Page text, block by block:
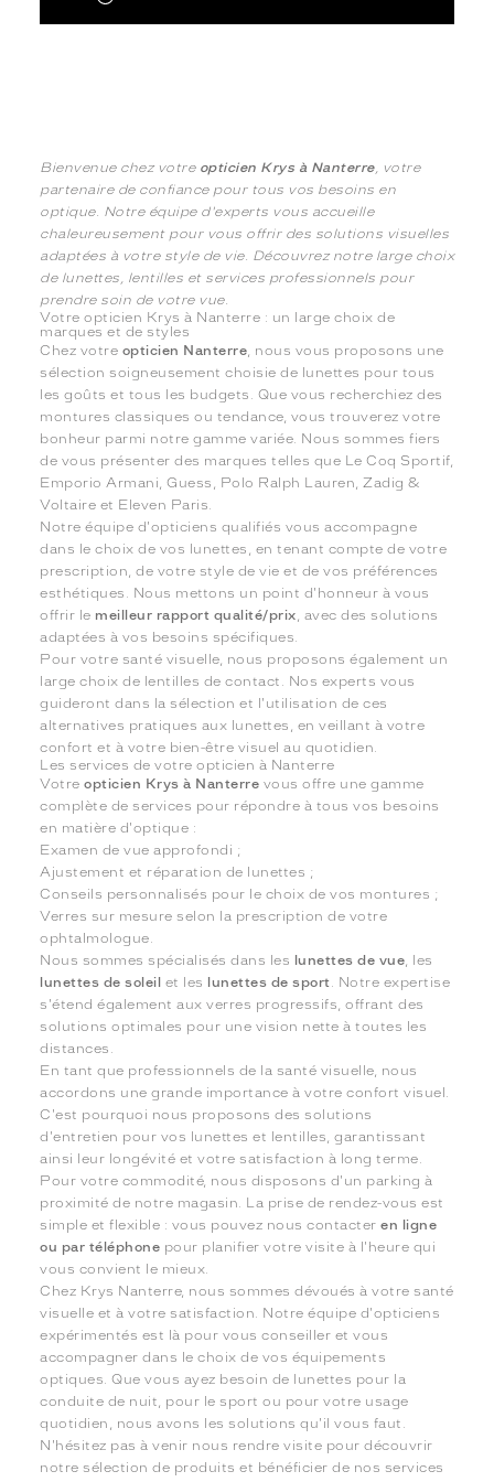
Bienvenue chez votre opticien Krys à Nanterre, votre
partenaire de confiance pour tous vos besoins en
optique. Notre équipe d'experts vous accueille
chaleureusement pour vous offrir des solutions visuelles
adaptées à votre style de vie. Découvrez notre large choix
de lunettes, lentilles et services professionnels pour
prendre soin de votre vue.
Votre opticien Krys à Nanterre : un large choix de
marques et de styles
Chez votre opticien Nanterre , nous vous proposons une
sélection soigneusement choisie de lunettes pour tous
les goûts et tous les budgets. Que vous recherchiez des
montures classiques ou tendance, vous trouverez votre
bonheur parmi notre gamme variée. Nous sommes fiers
de vous présenter des marques telles que Le Coq Sportif,
Emporio Armani, Guess, Polo Ralph Lauren, Zadig &
Voltaire et Eleven Paris.
Notre équipe d'opticiens qualifiés vous accompagne
dans le choix de vos lunettes, en tenant compte de votre
prescription, de votre style de vie et de vos préférences
esthétiques. Nous mettons un point d'honneur à vous
offrir le meilleur rapport qualité/prix , avec des solutions
adaptées à vos besoins spécifiques.
Pour votre santé visuelle, nous proposons également un
large choix de lentilles de contact. Nos experts vous
guideront dans la sélection et l'utilisation de ces
alternatives pratiques aux lunettes, en veillant à votre
confort et à votre bien-être visuel au quotidien.
Les services de votre opticien à Nanterre
Votreopticien Krys à Nanterre vous offre une gamme
complète de services pour répondre à tous vos besoins
en matière d'optique :
Examen de vue approfondi ;
Ajustement et réparation de lunettes ;
Conseils personnalisés pour le choix de vos montures ;
Verres sur mesure selon la prescription de votre
ophtalmologue.
Nous sommes spécialisés dans les lunettes de vue , les
lunettes de soleil et les lunettes de sport . Notre expertise
s'étend également aux verres progressifs, offrant des
solutions optimales pour une vision nette à toutes les
distances.
En tant que professionnels de la santé visuelle, nous
accordons une grande importance à votre confort visuel.
C'est pourquoi nous proposons des solutions
d'entretien pour vos lunettes et lentilles, garantissant
ainsi leur longévité et votre satisfaction à long terme.
Pour votre commodité, nous disposons d'un parking à
proximité de notre magasin. La prise de rendez-vous est
simple et flexible : vous pouvez nous contacteren ligne
ou par téléphone pour planifier votre visite à l'heure qui
vous convient le mieux.
Chez Krys Nanterre, nous sommes dévoués à votre santé
visuelle et à votre satisfaction. Notre équipe d'opticiens
expérimentés est là pour vous conseiller et vous
accompagner dans le choix de vos équipements
optiques. Que vous ayez besoin de lunettes pour la
conduite de nuit, pour le sport ou pour votre usage
quotidien, nous avons les solutions qu'il vous faut.
N'hésitez pas à venir nous rendre visite pour découvrir
notre sélection de produits et bénéficier de nos services